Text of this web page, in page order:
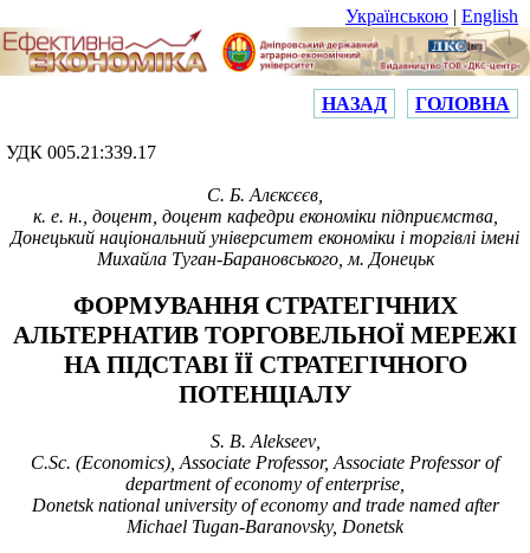
Українською | English
НАЗАД ГОЛОВНА
УДК 005.21:339.17
С. Б. Алєксєєв,
к. е. н., доцент, доцент кафедри економіки підприємства,
Донецький національний університет економіки і торгівлі імені
Михайла Туган-Барановського, м. Донецьк
ФОРМУВАННЯ СТРАТЕГІЧНИХ
АЛЬТЕРНАТИВ ТОРГОВЕЛЬНОЇ МЕРЕЖІ
НА ПІДСТАВІ ЇЇ СТРАТЕГІЧНОГО
ПОТЕНЦІАЛУ
S. B. Alekseev,
C.Sc. (Economics), Associate Professor, Associate Professor of
department of economy of enterprise,
Donetsk national university of economy and trade named after
Michael Tugan-Baranovsky, Donetsk